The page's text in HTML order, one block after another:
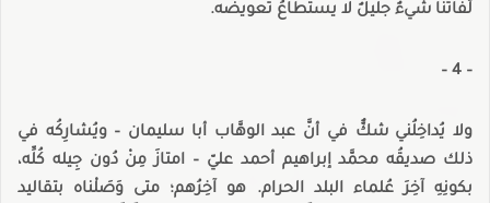
لَفاتَنا شيءٌ جليلٌ لا يستطاعُ تعويضُه.
– 4 –
ولا يُداخِلُني شكٌّ في أنَّ عبد الوهَّاب أبا سليمان – ويُشارِكُه في
ذلك صديقُه محمَّد إبراهيم أحمد عليّ – امتازَ مِنْ دُون جِيله كُلِّه،
بكونِهِ آخِرَ عُلماء البلد الحرام. هو آخِرُهم؛ متى وَصَلْناه بتقاليد